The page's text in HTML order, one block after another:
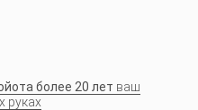
более 20 лет ваш
руках